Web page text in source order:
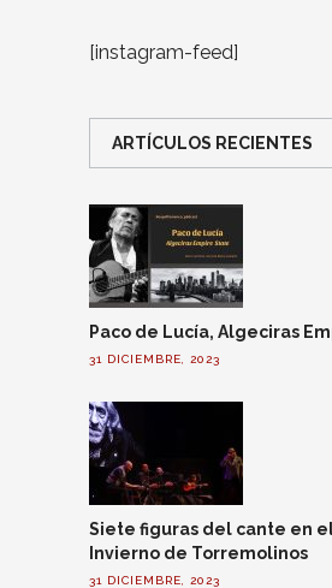
[instagram-feed]
ARTÍCULOS RECIENTES
Paco de Lucía, Algeciras
31 DICIEMBRE, 2023
Siete figuras del cante en
Invierno de Torremolinos
31 DICIEMBRE, 2023